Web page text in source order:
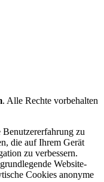
. Alle Rechte vorbehalten
zu
die auf Ihrem Gerät
zu verbessern.
Website-
Cookies anonyme